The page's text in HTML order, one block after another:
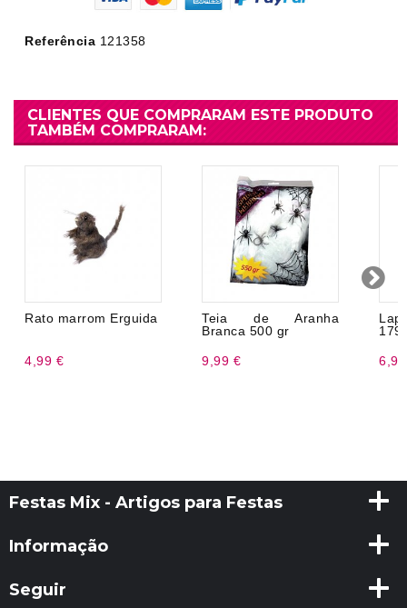
Referência 121358
CLIENTES QUE COMPRARAM ESTE PRODUTO
TAMBÉM COMPRARAM:
Rato marrom Erguida
4,99 €
Teia de Aranha
Branca 500 gr
9,99 €
Festas Mix - Artigos para Festas
Informação
Seguir